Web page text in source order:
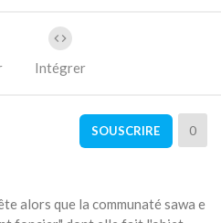
Intégrer
SOUSCRIRE 0
alors que la communaté sawa e